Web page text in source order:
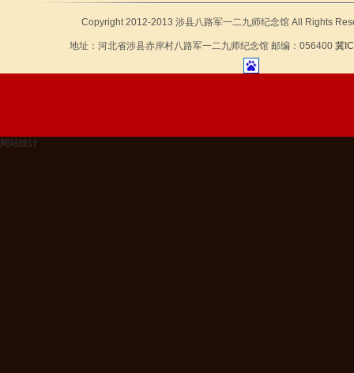
Copyright 2012-2013 涉县八路军一二九师纪念馆 All Rights
地址：河北省涉县赤岸村八路军一二九师纪念馆 邮编：056400 冀
网站统计